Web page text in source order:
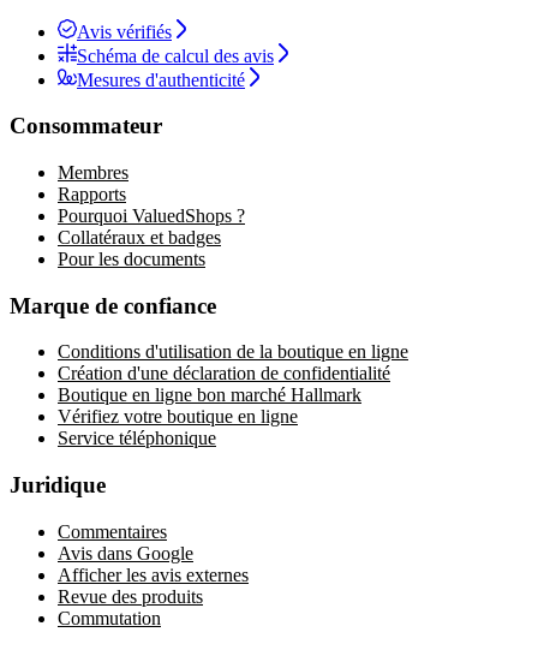
Avis vérifiés
Schéma de calcul des avis
Mesures d'authenticité
Consommateur
Membres
Rapports
Pourquoi ValuedShops ?
Collatéraux et badges
Pour les documents
Marque de confiance
Conditions d'utilisation de la boutique en ligne
Création d'une déclaration de confidentialité
Boutique en ligne bon marché Hallmark
Vérifiez votre boutique en ligne
Service téléphonique
Juridique
Commentaires
Avis dans Google
Afficher les avis externes
Revue des produits
Commutation